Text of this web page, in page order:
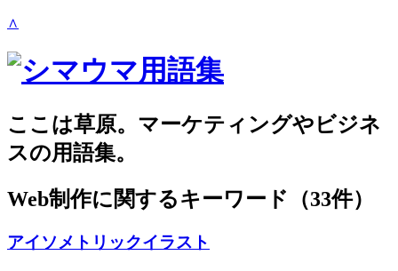
∧
ここは草原。マーケティングやビジネ
スの用語集。
Web制作に関するキーワード（33件）
アイソメトリックイラスト